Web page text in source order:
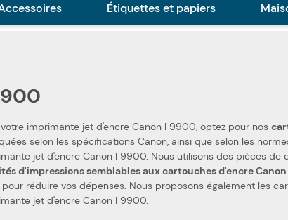
Étiquettes et papiers
votre imprimante jet d'encre Canon I 9900, optez pour nos
spécifiques. Ceci les rend 100 % compatibles avec votre
imprimante jet d'encre Canon I 9900. Nous
d'impressions semblables aux cartouches d'encre Canon
réduire vos dépenses. Nous proposons également les cartouches d'encre de la marque Canon, pour votre
jet d'encre Canon I 9900.